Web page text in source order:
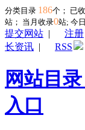
分类目录 186个； 已
站； 当月收录0站; 今
提交网站 | 注册
长资讯 | RSS
网站目
入口